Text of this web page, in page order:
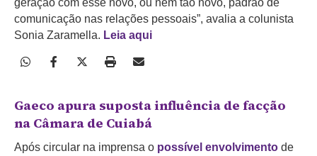
comunicação nas relações pessoais”, avalia a colunista
Sonia Zaramella. Leia aqui
Gaeco apura suposta influência de facção
na Câmara de Cuiabá
Após circular na imprensa o possível envolvimento de